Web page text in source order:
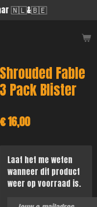
🇳🇱&🇧🇪
Shrouded Fable
3 Pack Blister
€ 16,00
Laat het me weten
wanneer dit product
weer op voorraad is.